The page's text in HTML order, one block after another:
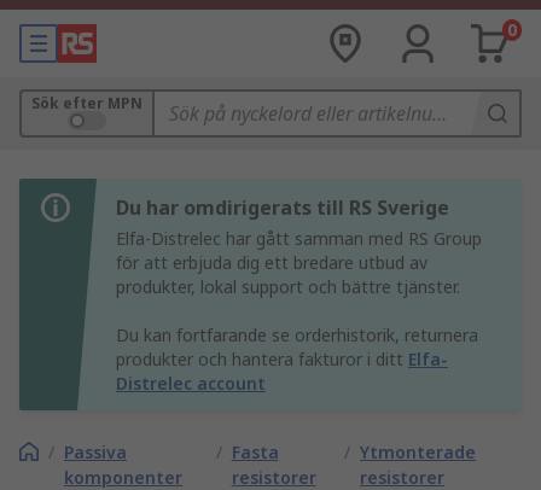
0
Sök efter MPN
Du har omdirigerats till RS Sverige
Elfa-Distrelec har gått samman med RS Group
för att erbjuda dig ett bredare utbud av
produkter, lokal support och bättre tjänster.
Du kan fortfarande se orderhistorik, returnera
produkter och hantera fakturor i ditt Elfa-
Distrelec account
/ Passiva
komponenter
/ Fasta
resistorer
/ Ytmonterade
resistorer